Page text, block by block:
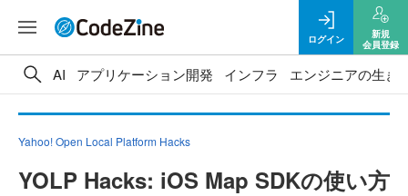
ログイン
新規
会員登録
AI アプリケーション開発 インフラ エンジニアの生き
Yahoo! Open Local Platform Hacks
YOLP Hacks: iOS Map SDKの使い方